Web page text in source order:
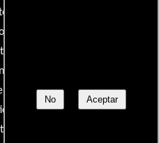
No Aceptar
tus pensamientos, emociones y
reír, llorar o reflexionar? Este
guardes nada! Queremos
donde la conversación
Únete a la charla y déjanos
¡Los comentarios son la
diversidad de opiniones!